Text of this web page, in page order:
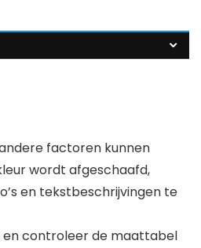
factoren kunnen
wordt afgeschaafd,
en tekstbeschrijvingen te
en controleer de maattabel